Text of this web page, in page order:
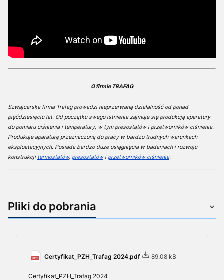
O firmie TRAFAG
Szwajcarska firma Trafag prowadzi nieprzerwaną działalność od ponad
pięćdziesięciu lat. Od początku swego istnienia zajmuje się produkcją aparatury
do pomiaru ciśnienia i temperatury, w tym presostatów i przetworników ciśnienia.
Produkuje aparaturę przeznaczoną do pracy w bardzo trudnych warunkach
eksploatacyjnych. Posiada bardzo duże osiągnięcia w badaniach i rozwoju
konstrukcji termostatów, presostatówi przetworników ciśnienia.
Pliki do pobrania
Certyfikat_PZH_Trafag 2024.pdf 89.08 kB
Certyfikat_PZH_Trafag 2024